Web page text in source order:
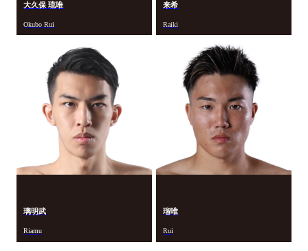
大久保 琉唯
Okubo Rui
来希
Raiki
璃明武
Riamu
瑠唯
Rui